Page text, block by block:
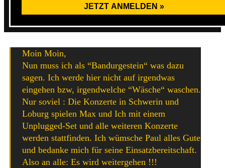
Moin Moin,
Nun muss ich als “Bandurgestein“ was dazu
sagen. Ich werde hier nicht auf irgendwas
eingehen bzw, irgendwelche “Wäsche“ waschen.
Nur soviel : Die Konzerte in Schwerin und
Loburg spielen Max und Ich mit einem
Unplugged-Set und alle weiteren Konzerte
werden stattfinden. Ich wümsche Paul alles Gute
und bedanke mich für seine Einsatzbereitschaft.
Also an alle: Es wird weitergehen !!!